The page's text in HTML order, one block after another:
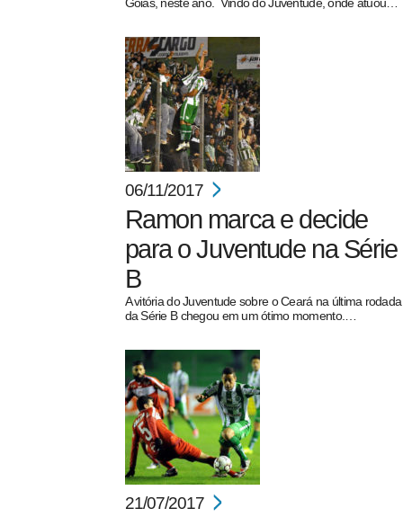
pecbol.com
06/11/2017
Ramon marca e decide
para o Juventude na Série
B
A vitória do Juventude sobre o Ceará na última rodada
da Série B chegou em um ótimo momento.…
21/07/2017